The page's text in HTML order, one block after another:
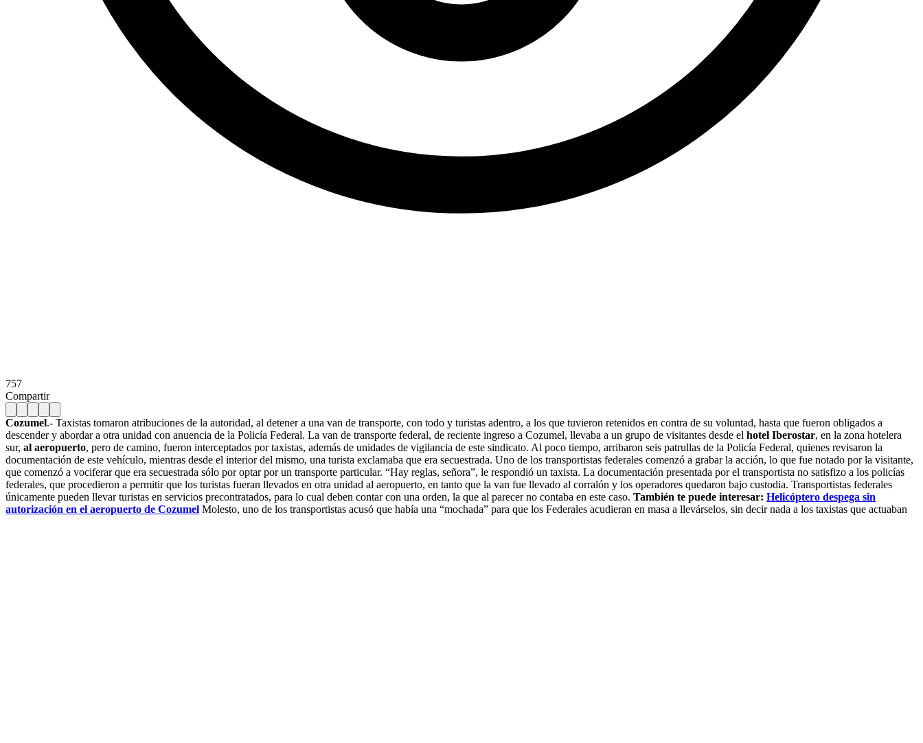
757
Compartir
Cozumel.- Taxistas tomaron atribuciones de la autoridad, al detener a una van de transporte, con todo y turistas adentro, a los que tuvieron retenidos en contra de su voluntad, hasta que fueron obligados a
descender y abordar a otra unidad con anuencia de la Policía Federal. La van de transporte federal, de reciente ingreso a Cozumel, llevaba a un grupo de visitantes desde el hotel Iberostar, en la zona hotelera
sur, al aeropuerto, pero de camino, fueron interceptados por taxistas, además de unidades de vigilancia de este sindicato. Al poco tiempo, arribaron seis patrullas de la Policía Federal, quienes revisaron la
documentación de este vehículo, mientras desde el interior del mismo, una turista exclamaba que era secuestrada. Uno de los transportistas federales comenzó a grabar la acción, lo que fue notado por la visitante,
que comenzó a vociferar que era secuestrada sólo por optar por un transporte particular. “Hay reglas, señora”, le respondió un taxista. La documentación presentada por el transportista no satisfizo a los policías
federales, que procedieron a permitir que los turistas fueran llevados en otra unidad al aeropuerto, en tanto que la van fue llevado al corralón y los operadores quedaron bajo custodia. Transportistas federales
únicamente pueden llevar turistas en servicios precontratados, para lo cual deben contar con una orden, la que al parecer no contaba en este caso. También te puede interesar: Helicóptero despega sin
autorización en el aeropuerto de Cozumel Molesto, uno de los transportistas acusó que había una “mochada” para que los Federales acudieran en masa a llevárselos, sin decir nada a los taxistas que actuaban